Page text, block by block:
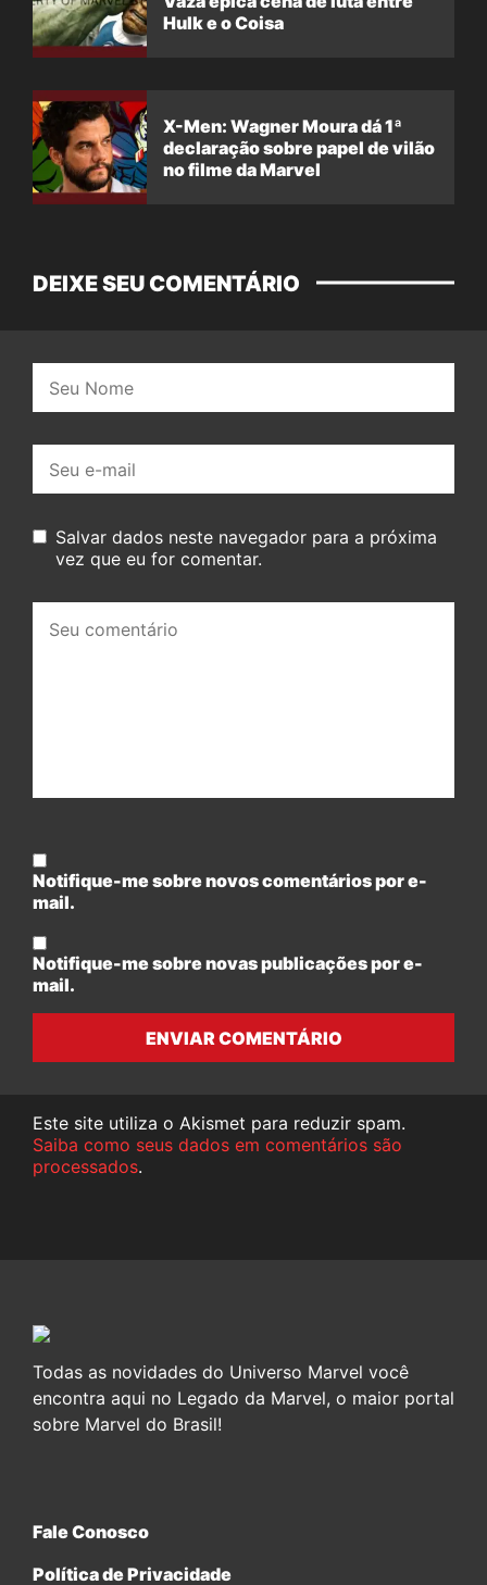
Hulk e o Coisa
X-Men: Wagner Moura dá 1ª
declaração sobre papel de vilão
no filme da Marvel
DEIXE SEU COMENTÁRIO
mail:
Salvar dados neste navegador para a próxima
vez que eu for comentar.
comentário:
Notifique-me sobre novos comentários por e-
mail.
Notifique-me sobre novas publicações por e-
mail.
ENVIAR COMENTÁRIO
Este site utiliza o Akismet para reduzir spam.
Saiba como seus dados em comentários são
processados.
Todas as novidades do Universo Marvel você
encontra aqui no Legado da Marvel, o maior portal
sobre Marvel do Brasil!
Fale Conosco
Política de Privacidade